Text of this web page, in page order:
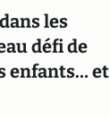
les
défi de
enfants… et